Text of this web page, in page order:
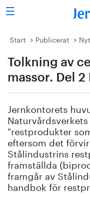
Sök
Stålindustrin
Vision 2050
Energi/miljö
Vi tycker
Publicerat
Bildbank
Start Publicerat
Tolkning av
massor. Del 2
Jernkontorets
"restprodukter
eftersom det
Stålindustrins
framställda
framgår av
handbok för